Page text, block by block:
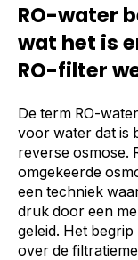
RO-water
wat het is
RO-filter
De term RO-
voor water dat is
reverse osmose.
omgekeerde
een techniek
druk door een
geleid. Het begrip
over de